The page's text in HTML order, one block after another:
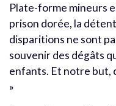
Plate-forme mineurs
prison dorée, la
disparitions ne sont
souvenir des dégâts
enfants. Et notre but,
»